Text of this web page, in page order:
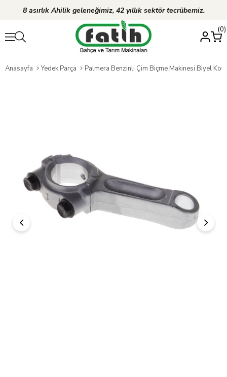
8 asırlık Ahilik geleneğimiz, 42 yıllık sektör tecrübemiz.
0
Anasayfa Yedek Parça Palmera Benzinli Çim Biçme Makinesi Biyel Kolu